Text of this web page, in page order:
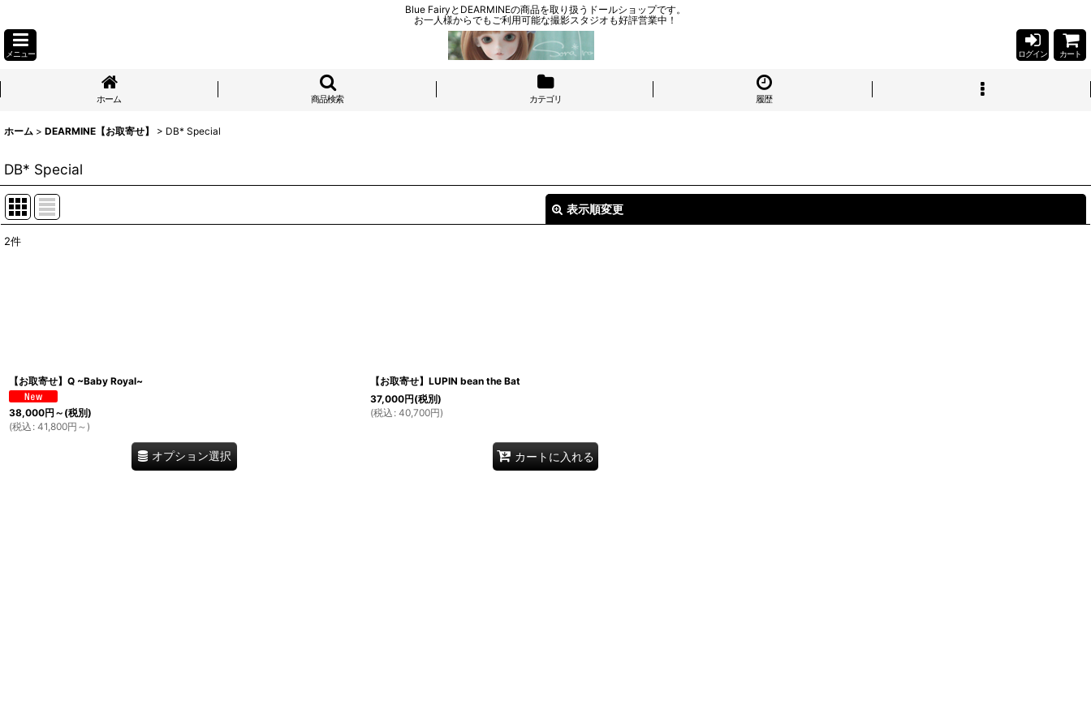
Blue FairyとDEARMINEの商品を取り扱うドールショップです。
お一人様からでもご利用可能な撮影スタジオも好評営業中！
メニュー ログイン カート
ホーム 商品検索 カテゴリ 履歴
ホーム > DEARMINE【お取寄せ】 > DB* Special
DB* Special
表示順変更
2件
【お取寄せ】Q ~Baby Royal~
38,000円 ～ (税別)
(税込 : 41,800円 ～)
オプション選択
【お取寄せ】LUPIN bean the Bat
37,000円(税別)
(税込 : 40,700円)
カートに入れる